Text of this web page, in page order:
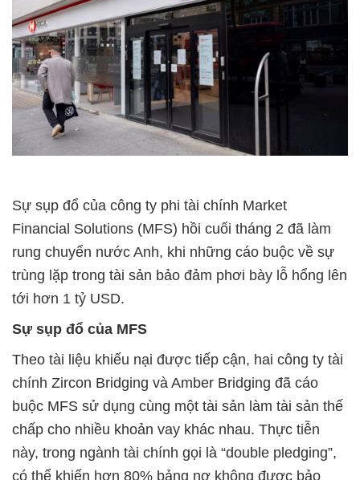
Sự sụp đổ của công ty phi tài chính Market
Financial Solutions (MFS) hồi cuối tháng 2 đã làm
rung chuyển nước Anh, khi những cáo buộc về sự
trùng lặp trong tài sản bảo đảm phơi bày lỗ hổng lên
tới hơn 1 tỷ USD.
Sự sụp đổ của MFS
Theo tài liệu khiếu nại được tiếp cận, hai công ty tài
chính Zircon Bridging và Amber Bridging đã cáo
buộc MFS sử dụng cùng một tài sản làm tài sản thế
chấp cho nhiều khoản vay khác nhau. Thực tiễn
này, trong ngành tài chính gọi là “double pledging”,
có thể khiến hơn 80% bảng nợ không được bảo